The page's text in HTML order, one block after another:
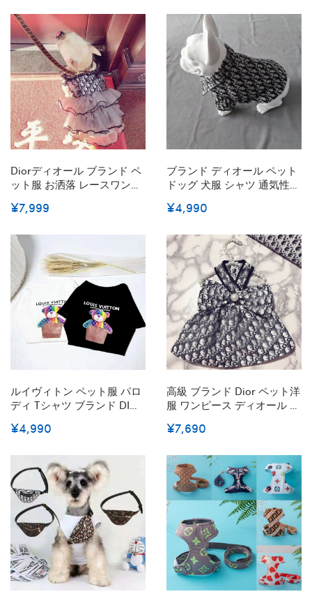
パジャマ かわいい 快適
S~2XL
型犬服 お出かけ着 ペット服
M~2XL
Diorディオール ブランド ペ
ット服 お洒落 レースワンピ
小型ペット ペットウェア 愛
ル 綺麗 柔らかい パーティ
ー出席 散歩
¥7,999
ブランド ディオール ペット
ドッグ 犬服 シャツ 通気性服
猫用品 タンクトップ シャツ
イズ 犬の服 かっこいい 小中
型ペット
¥4,990
ルイヴィトン ペット服 パロ
ディ Tシャツ ブランド DIOR
半袖シャツ 猫服 中小型犬服
通気性 コットン 夏服 動きや
すい S~2XL
¥4,990
高級 ブランド Dior ペット洋
服 ワンピース ディオール 犬
し 小型犬 中型犬 ペット服
ワ服 猫服 パーティー 誕生日
オーダーメイド
¥7,690